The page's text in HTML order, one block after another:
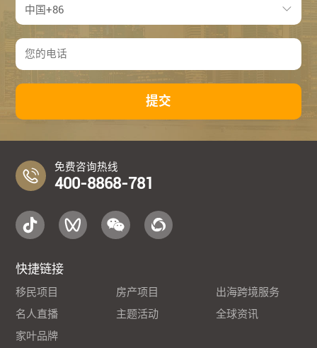
提交
免费咨询热线
400-8868-781
快捷链接
移民项目 房产项目
出海跨境服务
名人直播
主题活动
全球资讯
家叶品牌